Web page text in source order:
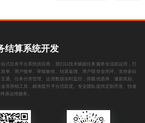
结算系统开发
式任务平台系统供应商，我们以技术赋能任务服务全流程运营，打
发单、用户接单、审核验收、结算返佣、用户留存全闭环。支持多站
互通、任务分类管理、运营数据实时监控，搭载优惠券、邀新奖励、
金等营销工具，精准提升平台活跃度。专业团队提供定制开发、快速
身运维服务。